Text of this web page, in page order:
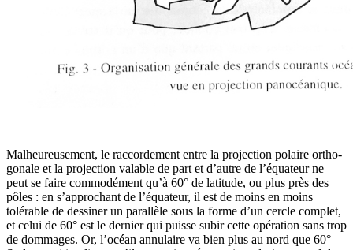
Malheureusement, le raccordement entre la projection polaire ortho­
gonale et la projection valable de part et d’autre de l’équateur ne
peut se faire commodément qu’à 60° de latitude, ou plus près des
pôles : en s’ap­prochant de l’équateur, il est de moins en moins
tolérable de dessiner un parallèle sous la forme d’un cercle complet,
et celui de 60° est le dernier qui puisse subir cette opération sans trop
de dommages. Or, l’océan annulaire va bien plus au nord que 60°